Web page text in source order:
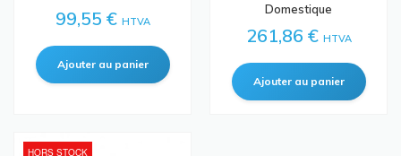
99,55 € HTVA
Domestique
261,86 € HTVA
HORS STOCK